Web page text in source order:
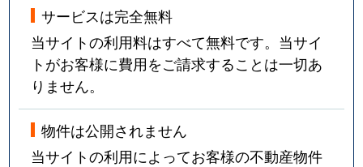
サービスは完全無料
当サイトの利用料はすべて無料です。当サイ
トがお客様に費用をご請求することは一切あ
りません。
物件は公開されません
当サイトの利用によってお客様の不動産物件